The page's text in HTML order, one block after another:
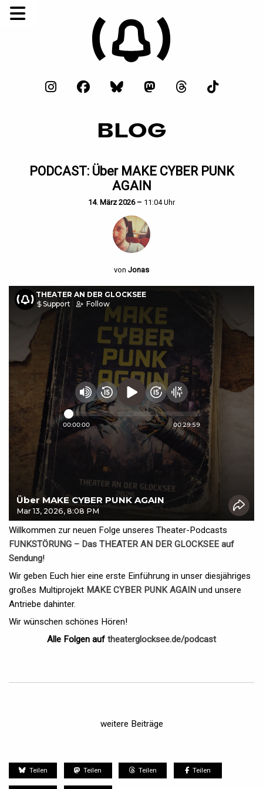
BLOG
PODCAST: Über MAKE CYBER PUNK
AGAIN
14. März 2026 – 11:04 Uhr
von Jonas
Willkommen zur neuen Folge unseres Theater-Podcasts
FUNKSTÖRUNG – Das THEATER AN DER GLOCKSEE auf
Sendung!
Wir geben Euch hier eine erste Einführung in unser diesjähriges
großes Multiprojekt MAKE CYBER PUNK AGAIN und unsere
Antriebe dahinter.
Wir wünschen schönes Hören!
Alle Folgen auf theaterglocksee.de/podcast
weitere Beiträge
Teilen Teilen Teilen Teilen